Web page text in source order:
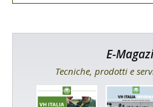
E-
Tecniche, prodotti e